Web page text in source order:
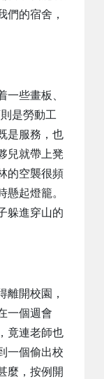
們的宿舍，
一些畫板、
是勞動工
是服務，也
兒就帶上凳
的空襲很頻
懸起燈籠。
躲進穿山的
離開校園，
一個週會
竟連老師也
一個偷出校
麼，按例開